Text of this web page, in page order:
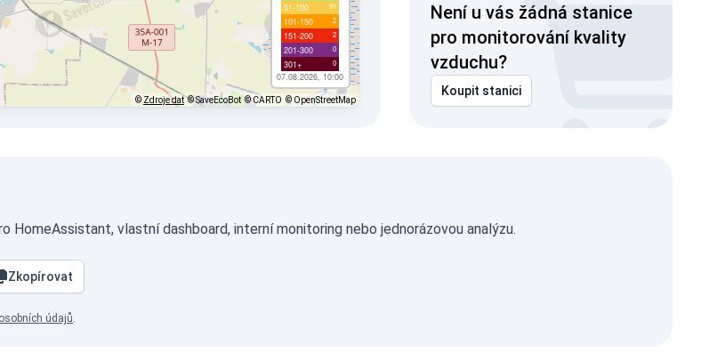
51-100 91
101-150 2
151-200 2
201-300 0
301+ 0
07.08.2026, 10:00
© Zdroje dat © SaveEcoBot © CARTO © OpenStreetMap
Není u vás žádná stanice
pro monitorování kvality
vzduchu?
Koupit stanici
vlastní dashboard, interní monitoring nebo jednorázovou analýzu.
Zkopírovat
údajů.